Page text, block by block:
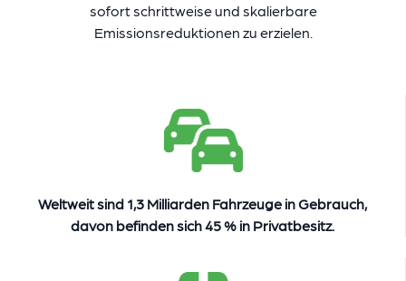
sofort schrittweise und skalierbare
Emissionsreduktionen zu erzielen.
Weltweit sind 1,3 Milliarden Fahrzeuge in Gebrauch,
davon befinden sich 45 % in Privatbesitz.